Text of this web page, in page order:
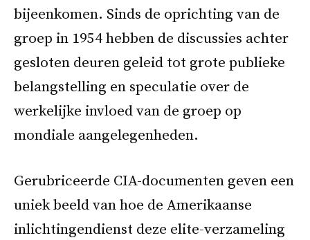
bijeenkomen. Sinds de oprichting van de
groep in 1954 hebben de discussies achter
gesloten deuren geleid tot grote publieke
belangstelling en speculatie over de
werkelijke invloed van de groep op
mondiale aangelegenheden.
Gerubriceerde CIA-documenten geven een
uniek beeld van hoe de Amerikaanse
inlichtingendienst deze elite-verzameling